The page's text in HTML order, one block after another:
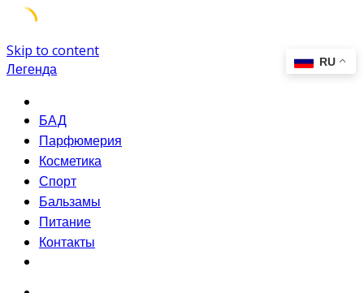
Skip to content
Легенда
БАД
Парфюмерия
Косметика
Спорт
Бальзамы
Питание
Контакты